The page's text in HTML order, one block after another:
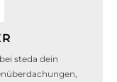
steda dein